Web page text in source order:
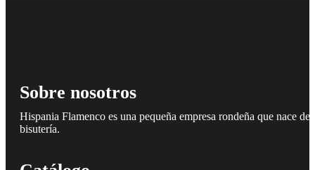
Sobre nosotros
Hispania Flamenco es una pequeña empresa rondeña que nace
bisutería.